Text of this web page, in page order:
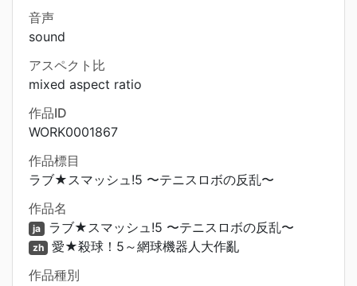
音声
sound
アスペクト比
mixed aspect ratio
作品ID
WORK0001867
作品標目
ラブ★スマッシュ!5 〜テニスロボの反乱〜
作品名
ja ラブ★スマッシュ!5 〜テニスロボの反乱〜
zh 愛★殺球！5～網球機器人大作亂
作品種別